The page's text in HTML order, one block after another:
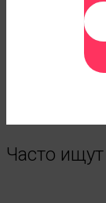
Часто ищут